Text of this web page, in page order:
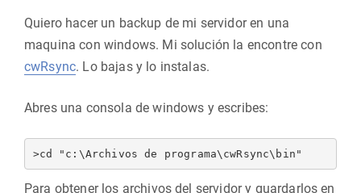
Quiero hacer un backup de mi servidor en una
maquina con windows. Mi solución la encontre con
cwRsync. Lo bajas y lo instalas.
Abres una consola de windows y escribes:
Para obtener los archivos del servidor y guardarlos en